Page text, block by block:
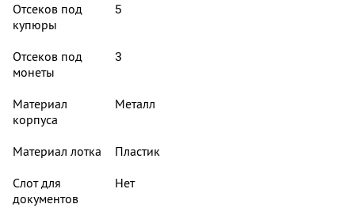
Отсеков под
купюры
5
Отсеков под
монеты
3
Материал
корпуса
Металл
Материал лотка
Пластик
Слот для
документов
Нет